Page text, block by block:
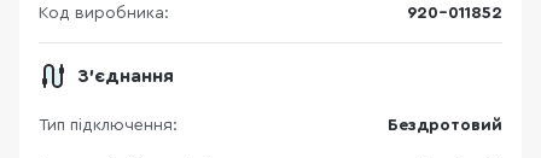
Код виробника: 920-011852
З'єднання
Тип підключення: Бездротовий